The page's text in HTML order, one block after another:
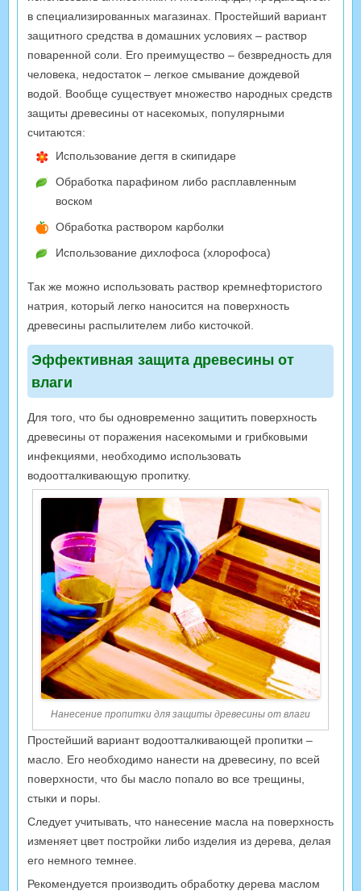
в специализированных магазинах. Простейший вариант
защитного средства в домашних условиях – раствор
поваренной соли. Его преимущество – безвредность для
человека, недостаток – легкое смывание дождевой
водой. Вообще существует множество народных средств
защиты древесины от насекомых, популярными
считаются:
Использование дегтя в скипидаре
Обработка парафином либо расплавленным
воском
Обработка раствором карболки
Использование дихлофоса (хлорофоса)
Так же можно использовать раствор кремнефтористого
натрия, который легко наносится на поверхность
древесины распылителем либо кисточкой.
Эффективная защита древесины от
влаги
Для того, что бы одновременно защитить поверхность
древесины от поражения насекомыми и грибковыми
инфекциями, необходимо использовать
водоотталкивающую пропитку.
Нанесение пропитки для защиты древесины от влаги
Простейший вариант водоотталкивающей пропитки –
масло. Его необходимо нанести на древесину, по всей
поверхности, что бы масло попало во все трещины,
стыки и поры.
Следует учитывать, что нанесение масла на поверхность
изменяет цвет постройки либо изделия из дерева, делая
его немного темнее.
Рекомендуется производить обработку дерева маслом